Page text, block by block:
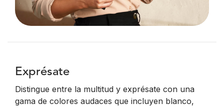
Exprésate
Distingue entre la multitud y exprésate con una
gama de colores audaces que incluyen blanco,